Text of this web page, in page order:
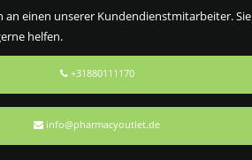
an einen unserer Kundendienstmitarbeiter. Sie
helfen.
+31880111170
info@pharmacyoutlet.de